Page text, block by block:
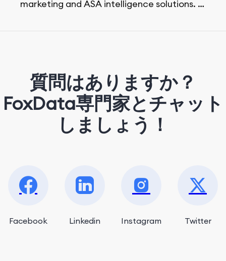
marketing and ASA intelligence solutions.
質問はありますか？
FoxData専門家とチャット
しましょう！
Facebook Linkedin Instagram Twitter